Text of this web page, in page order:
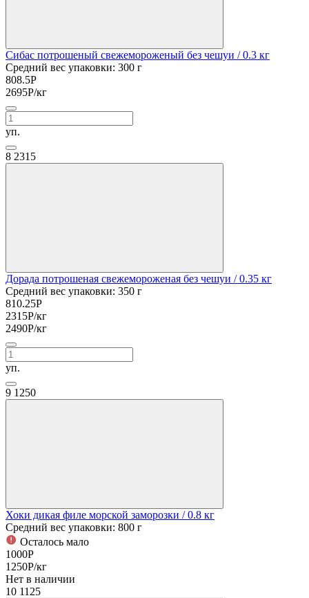
Сибас потрошеный свежемороженый без чешуи / 0.3 кг
Средний вес упаковки: 300 г
808.5Р
2695Р/кг
уп.
8 2315
Дорада потрошеная свежемороженая без чешуи / 0.35 кг
Средний вес упаковки: 350 г
810.25Р
2315Р/кг
2490Р/кг
уп.
9 1250
Хоки дикая филе морской заморозки / 0.8 кг
Средний вес упаковки: 800 г
Осталось мало
1000Р
1250Р/кг
Нет в наличии
10 1125